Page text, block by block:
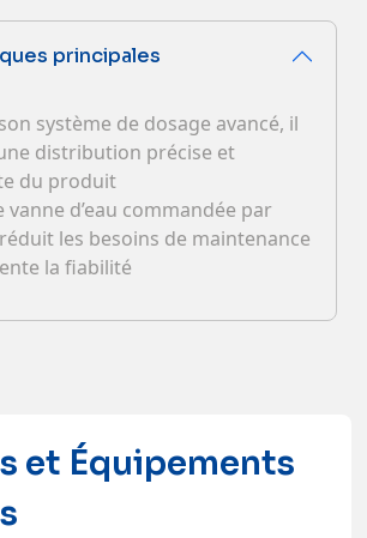
Contacts
principales
système de dosage avancé, il
distribution précise et
du produit
vanne d’eau commandée par
les besoins de maintenance
la fiabilité
et Équipements